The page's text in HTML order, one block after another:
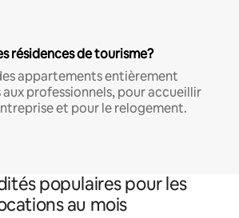
résidences de tourisme?
appartements entièrement
professionnels, pour accueillir
et pour le relogement.
populaires pour les
au mois